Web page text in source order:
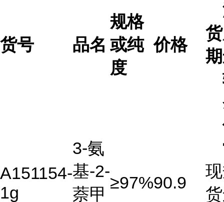
货号 品名
规格
或纯
度
价格
货
期
A151154-
1g
3-氨
基-2-
萘甲
≥97%90.9
现
货